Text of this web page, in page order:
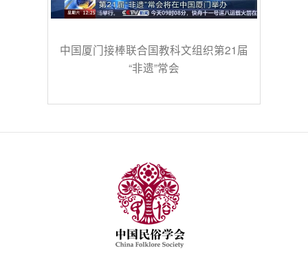
中国厦门接棒联合国教科文组织第21届
“非遗”常会